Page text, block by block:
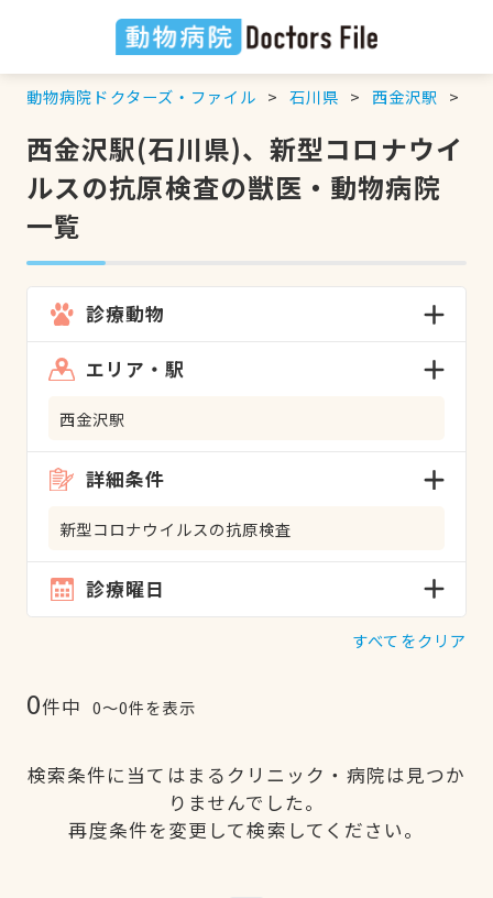
動物病院ドクターズ・ファイル 石川県 西金沢駅
西金沢駅(石川県)、新型コロナウイ
ルスの抗原検査の獣医・動物病院
一覧
診療動物
エリア・駅
西金沢駅
詳細条件
新型コロナウイルスの抗原検査
診療曜日
すべてをクリア
0件中 0〜0件を表示
検索条件に当てはまるクリニック・病院は見つか
りませんでした。
再度条件を変更して検索してください。